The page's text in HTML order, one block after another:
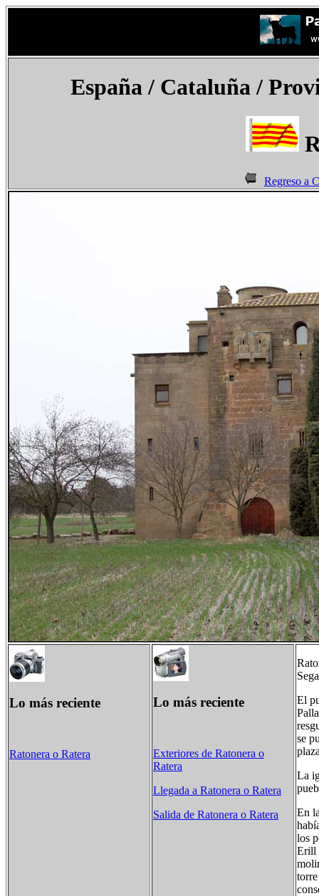
España/ Cataluña /
Regreso a
Lo más reciente
Ratonera o Ratera
Lo más reciente
Exteriores de Ratonera o
Ratera
Llegada a Ratonera o Ratera
Salida de Ratonera o Ratera
El
se
La
En
los
Erill